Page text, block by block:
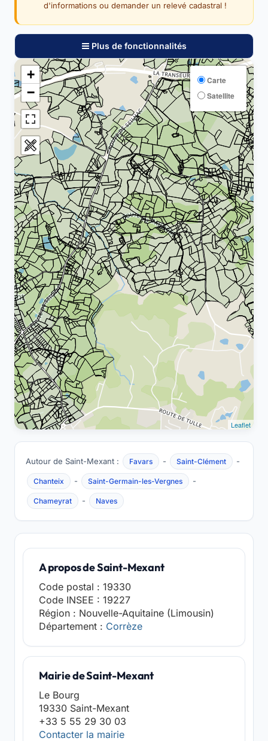
d'informations ou demander un relevé cadastral !
Plus de fonctionnalités
+
−
Carte
Satellite
Leaflet
Autour de Saint-Mexant : Favars - Saint-Clément -
Chanteix - Saint-Germain-les-Vergnes -
Chameyrat - Naves
A propos de Saint-Mexant
Code postal : 19330
Code INSEE : 19227
Région : Nouvelle-Aquitaine (Limousin)
Département : Corrèze
Mairie de Saint-Mexant
Le Bourg
19330 Saint-Mexant
+33 5 55 29 30 03
Contacter la mairie